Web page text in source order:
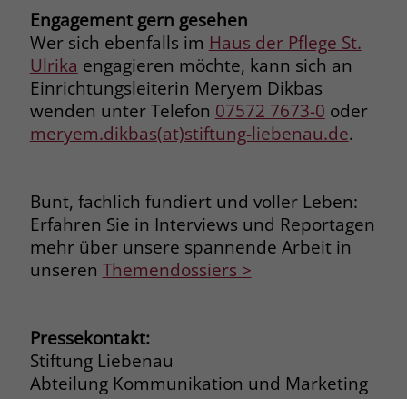
Engagement gern gesehen
Wer sich ebenfalls im Haus der Pflege St.
Ulrika engagieren möchte, kann sich an
Einrichtungsleiterin Meryem Dikbas
wenden unter Telefon 07572 7673-0 oder
meryem.dikbas(at)stiftung-liebenau.de.
Bunt, fachlich fundiert und voller Leben:
Erfahren Sie in Interviews und Reportagen
mehr über unsere spannende Arbeit in
unseren Themendossiers >
Pressekontakt:
Stiftung Liebenau
Abteilung Kommunikation und Marketing
sodass erzielte Erfolge wie z.B.
Bestellungen oder Kontaktanfragen der
Anzeige zugewiesen werden können.
Name _gcl_dc
Laufzeit 90 Tage
Dieses Cookie wird gesetzt, wenn ein
User über einen Klick auf eine Google
Werbeanzeige auf die Website gelangt.
sodass erzielte Erfolge wie z.B.
Bestellungen oder Kontaktanfragen der
Anzeige zugewiesen werden können.